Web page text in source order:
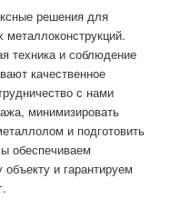
решения для
техника и соблюдение
качественное
с нами
минимизировать
и подготовить
обеспечиваем
и гарантируем